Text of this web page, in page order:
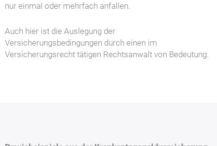
nur einmal oder mehrfach anfallen.
Auch hier ist die Auslegung der
Versicherungsbedingungen durch einen im
Versicherungsrecht tätigen Rechtsanwalt von Bedeutung.